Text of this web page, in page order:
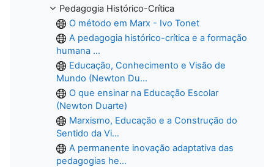
Pedagogia Histórico-Crítica
O método em Marx - Ivo Tonet
A pedagogia histórico-crítica e a formação
humana ...
Educação, Conhecimento e Visão de
Mundo (Newton Du...
O que ensinar na Educação Escolar
(Newton Duarte)
Marxismo, Educação e a Construção do
Sentido da Vi...
A permanente inovação adaptativa das
pedagogias he...